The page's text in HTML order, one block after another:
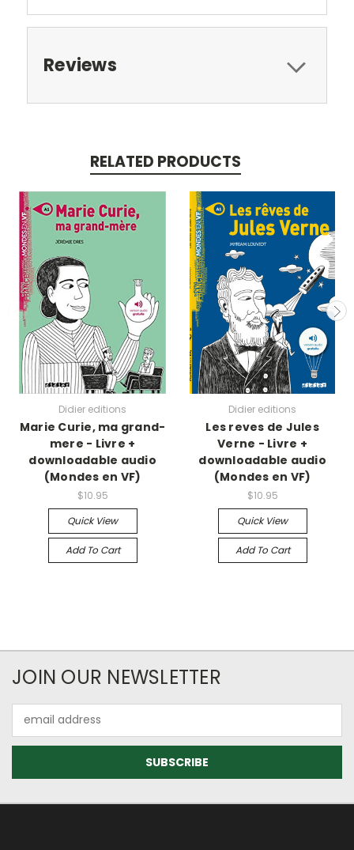
Reviews
RELATED PRODUCTS
Didier editions
Marie Curie, ma grand-
mere - Livre +
downloadable audio
(Mondes en VF)
$10.95
Quick View
Add To Cart
Didier editions
Les reves de Jules
Verne - Livre +
downloadable audio
(Mondes en VF)
$10.95
Quick View
Add To Cart
JOIN OUR NEWSLETTER
Address